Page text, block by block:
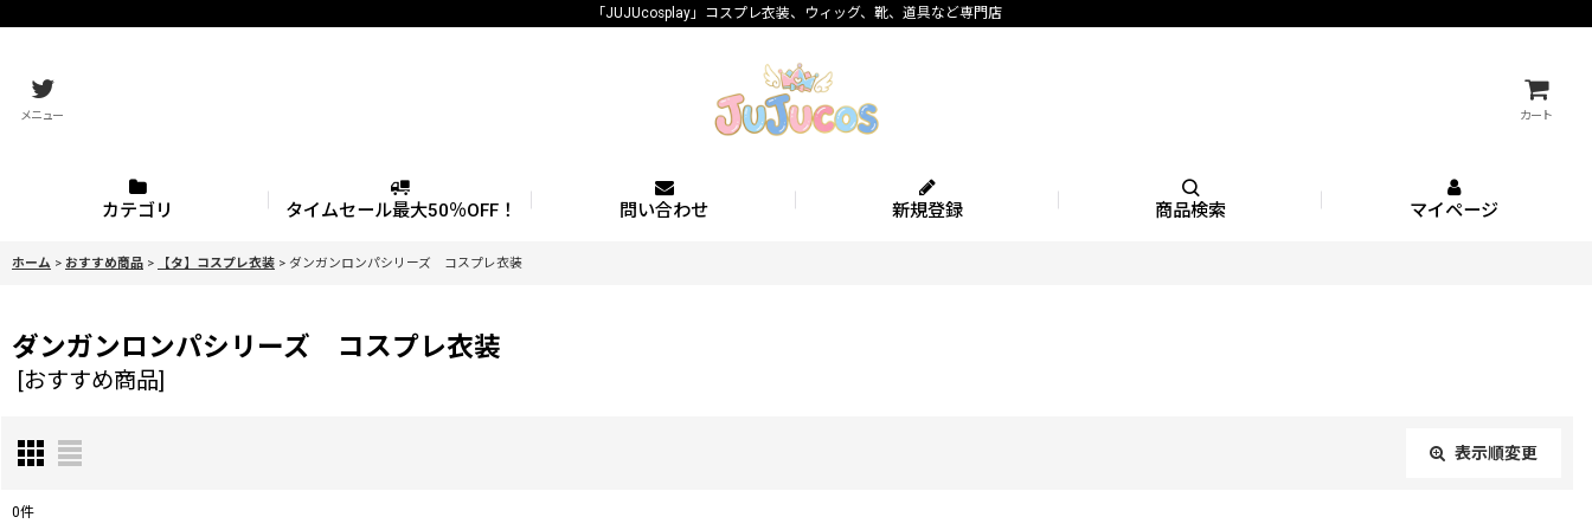
「JUJUcosplay」コスプレ衣装、ウィッグ、靴、道具など専門店
メニュー カート
カテゴリ タイムセール最大50％OFF！ 問い合わせ 新規登録 商品検索 マイページ
ホーム > おすすめ商品 > 【タ】コスプレ衣装 > ダンガンロンパシリーズ コスプレ衣装
ダンガンロンパシリーズ コスプレ衣装
[おすすめ商品]
表示順変更
0件